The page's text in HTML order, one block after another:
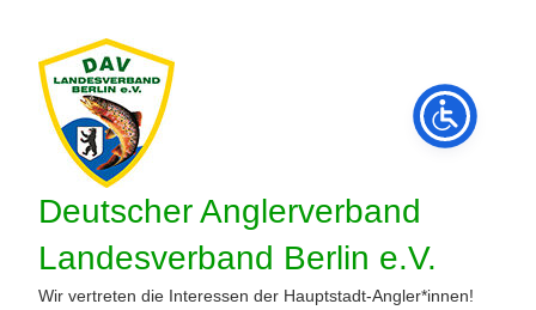
springen
Deutscher Anglerverband
Landesverband Berlin e.V.
Wir vertreten die Interessen der Hauptstadt-Angler*innen!